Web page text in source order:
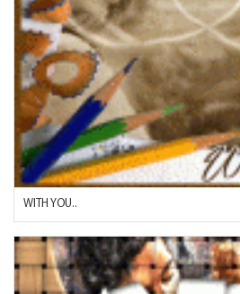
WITH YOU..